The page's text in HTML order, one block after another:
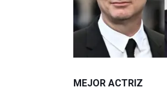
MEJOR ACTRIZ